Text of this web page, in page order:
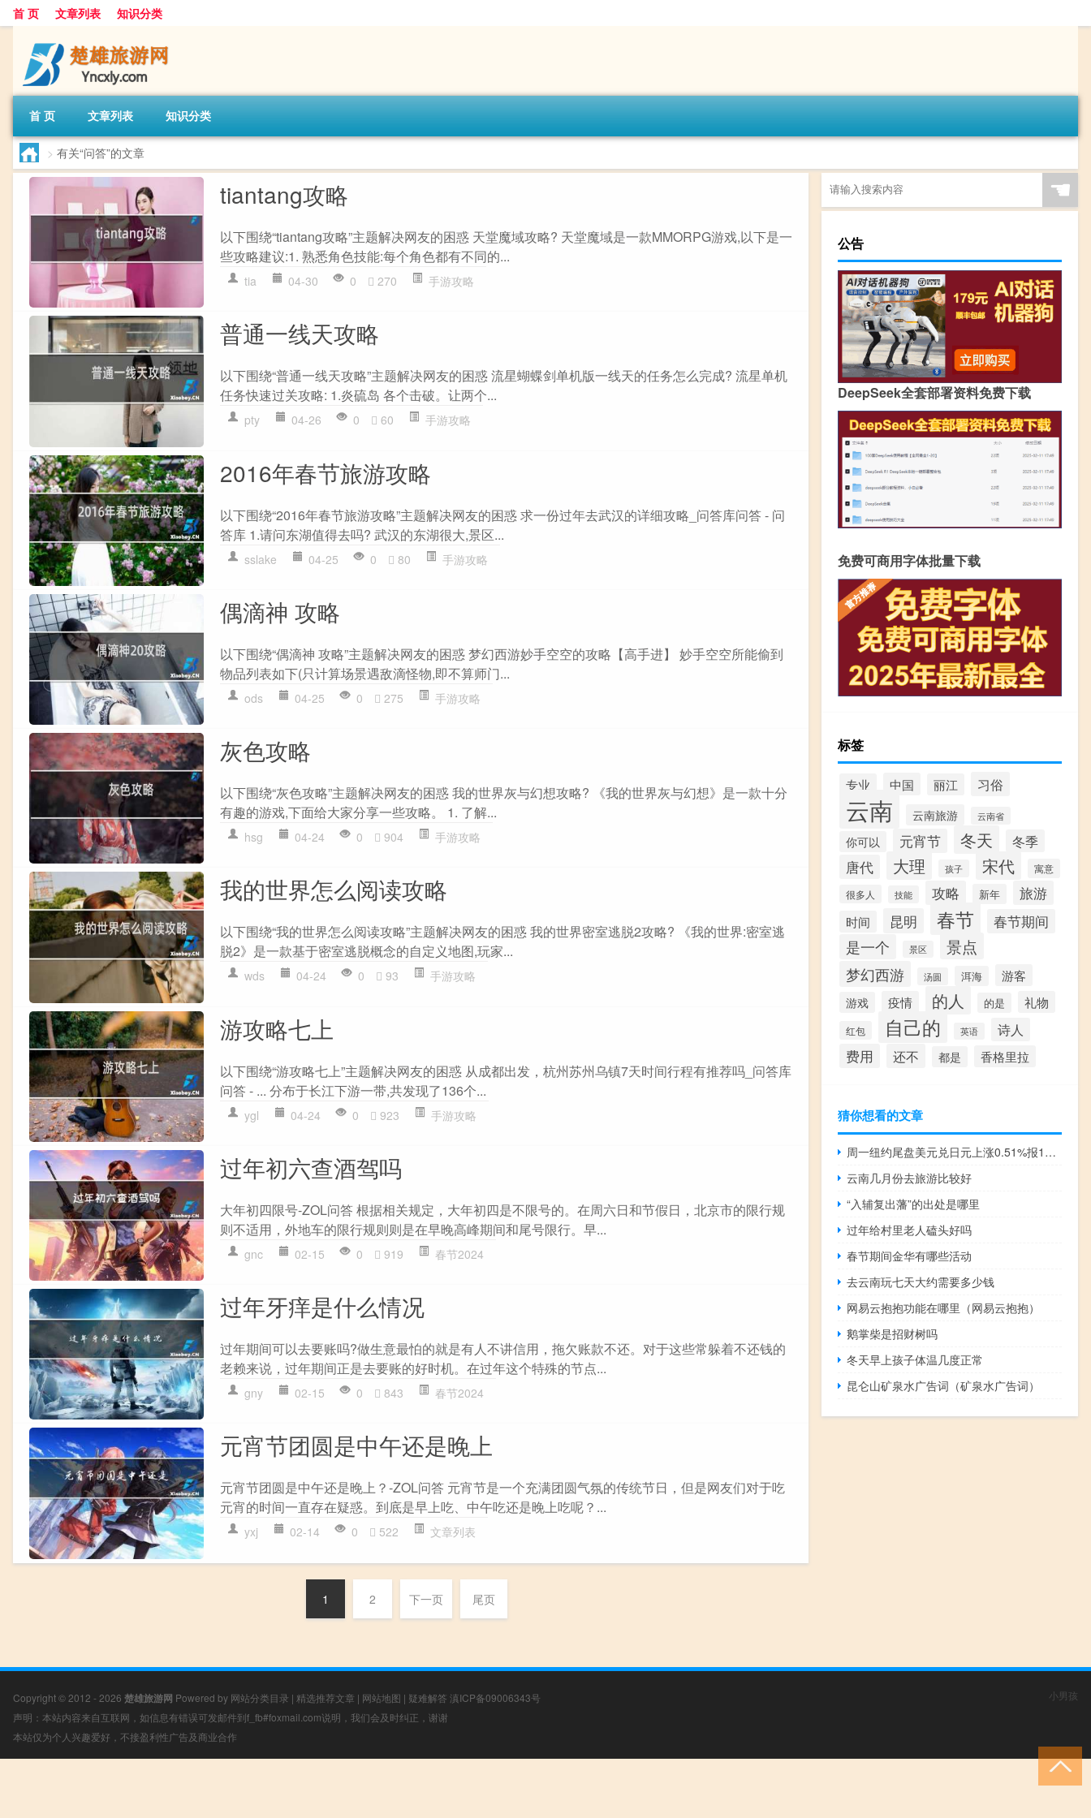
首 页 文章列表 知识分类
首 页 文章列表 知识分类
> 有关“问答”的文章
tiantang攻略
以下围绕“tiantang攻略”主题解决网友的困惑 天堂魔域攻略? 天堂魔域是一款MMORPG游戏,以下是一
些攻略建议:1. 熟悉角色技能:每个角色都有不同的...
tia 04-30 0 270 手游攻略
普通一线天攻略
以下围绕“普通一线天攻略”主题解决网友的困惑 流星蝴蝶剑单机版一线天的任务怎么完成? 流星单机
任务快速过关攻略: 1.炎硫岛 各个击破。让两个...
pty 04-26 0 60 手游攻略
2016年春节旅游攻略
以下围绕“2016年春节旅游攻略”主题解决网友的困惑 求一份过年去武汉的详细攻略_问答库问答 - 问
答库 1.请问东湖值得去吗? 武汉的东湖很大,景区...
sslake 04-25 0 80 手游攻略
偶滴神 攻略
以下围绕“偶滴神 攻略”主题解决网友的困惑 梦幻西游妙手空空的攻略【高手进】 妙手空空所能偷到
物品列表如下(只计算场景遇敌滴怪物,即不算师门...
ods 04-25 0 275 手游攻略
灰色攻略
以下围绕“灰色攻略”主题解决网友的困惑 我的世界灰与幻想攻略? 《我的世界灰与幻想》是一款十分
有趣的游戏,下面给大家分享一些攻略。 1. 了解...
hsg 04-24 0 904 手游攻略
我的世界怎么阅读攻略
以下围绕“我的世界怎么阅读攻略”主题解决网友的困惑 我的世界密室逃脱2攻略? 《我的世界:密室逃
脱2》是一款基于密室逃脱概念的自定义地图,玩家...
wds 04-24 0 93 手游攻略
游攻略七上
以下围绕“游攻略七上”主题解决网友的困惑 从成都出发，杭州苏州乌镇7天时间行程有推荐吗_问答库
问答 - ... 分布于长江下游一带,共发现了136个...
ygl 04-24 0 923 手游攻略
过年初六查酒驾吗
大年初四限号-ZOL问答 根据相关规定，大年初四是不限号的。在周六日和节假日，北京市的限行规
则不适用，外地车的限行规则则是在早晚高峰期间和尾号限行。早...
gnc 02-15 0 919 春节2024
过年牙痒是什么情况
过年期间可以去要账吗?做生意最怕的就是有人不讲信用，拖欠账款不还。对于这些常躲着不还钱的
老赖来说，过年期间正是去要账的好时机。在过年这个特殊的节点...
gny 02-15 0 843 春节2024
元宵节团圆是中午还是晚上
元宵节团圆是中午还是晚上？-ZOL问答 元宵节是一个充满团圆气氛的传统节日，但是网友们对于吃
元宵的时间一直存在疑惑。到底是早上吃、中午吃还是晚上吃呢？...
yxj 02-14 0 522 文章列表
1 2 下一页 尾页
☚
公告
DeepSeek全套部署资料免费下载
免费可商用字体批量下载
标签
专业 中国 丽江 习俗
云南 云南旅游 云南省
你可以 元宵节 冬天 冬季
唐代 大理 孩子 宋代 寓意
很多人 技能 攻略 新年 旅游
时间 昆明 春节 春节期间
是一个 景区 景点
梦幻西游 汤圆 洱海 游客
游戏 疫情 的人 的是 礼物
红包 自己的 英语 诗人
费用 还不 都是 香格里拉
猜你想看的文章
周一纽约尾盘美元兑日元上涨0.51%报142.49徘徊于纽约中午涨至的日高142.58附近结束之前连跌三个交易日的趋势彭博数据显示50日均线目前切入位在141.32
云南几月份去旅游比较好
“入辅复出藩”的出处是哪里
过年给村里老人磕头好吗
春节期间金华有哪些活动
去云南玩七天大约需要多少钱
网易云抱抱功能在哪里（网易云抱抱）
鹅掌柴是招财树吗
冬天早上孩子体温几度正常
昆仑山矿泉水广告词（矿泉水广告词）
Copyright © 2012 - 2026 楚雄旅游网 Powered by 网站分类目录 | 精选推荐文章 | 网站地图 | 疑难解答 滇ICP备09006343号
声明：本站内容来自互联网，如信息有错误可发邮件到f_fb#foxmail.com说明，我们会及时纠正，谢谢
本站仅为个人兴趣爱好，不接盈利性广告及商业合作
小男孩